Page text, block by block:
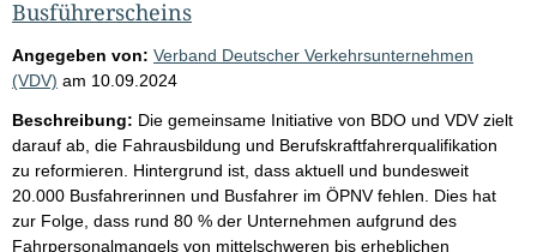
Busführerscheins
Angegeben von: Verband Deutscher Verkehrsunternehmen
(VDV) am 10.09.2024
Beschreibung: Die gemeinsame Initiative von BDO und VDV zielt
darauf ab, die Fahrausbildung und Berufskraftfahrerqualifikation
zu reformieren. Hintergrund ist, dass aktuell und bundesweit
20.000 Busfahrerinnen und Busfahrer im ÖPNV fehlen. Dies hat
zur Folge, dass rund 80 % der Unternehmen aufgrund des
Fahrpersonalmangels von mittelschweren bis erheblichen